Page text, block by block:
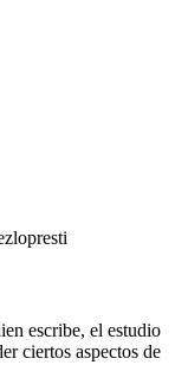
escribe, el estudio
ciertos aspectos de